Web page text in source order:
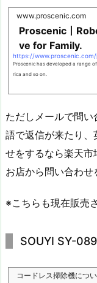
www.proscenic.com
Proscenic丨
ve for Family.
https://
Proscenic has developed a range
rica and so on.
ただしメールで問
語で返信が来たり
せをするなら楽天
お店から問い合わせ
※こちらも現在販売
SOUYI SY-089
コードレス掃除機につ